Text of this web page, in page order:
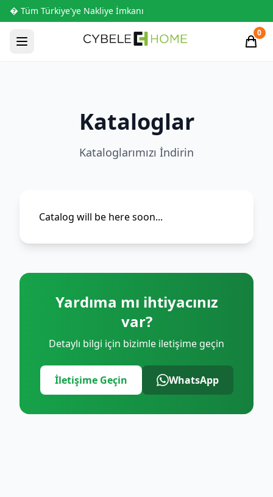
� Tüm Türkiye'ye Nakliye İmkanı
0
Kataloglar
Kataloglarımızı İndirin
Catalog will be here soon...
Yardıma mı ihtiyacınız
var?
Detaylı bilgi için bizimle iletişime geçin
İletişime Geçin WhatsApp